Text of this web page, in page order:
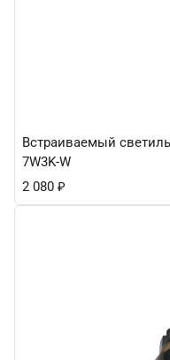
Встраиваемый
7W3K-W
2 080 ₽